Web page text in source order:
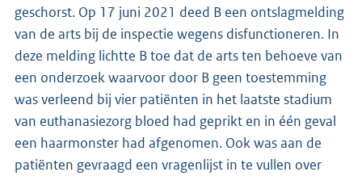
geschorst. Op 17 juni 2021 deed B een ontslagmelding
van de arts bij de inspectie wegens disfunctioneren. In
deze melding lichtte B toe dat de arts ten behoeve van
een onderzoek waarvoor door B geen toestemming
was verleend bij vier patiënten in het laatste stadium
van euthanasiezorg bloed had geprikt en in één geval
een haarmonster had afgenomen. Ook was aan de
patiënten gevraagd een vragenlijst in te vullen over